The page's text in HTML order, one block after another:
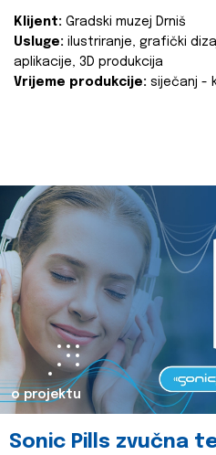
Klijent: Gradski muzej Drniš
Usluge: ilustriranje, grafički
aplikacije, 3D produkcija
Vrijeme produkcije: siječanj -
o projektu
Sonic Pills zvučna